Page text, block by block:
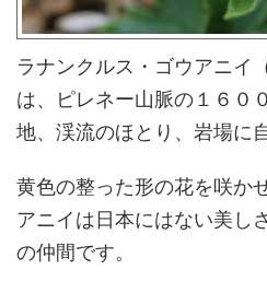
ラナンクルス・ゴウアニイ
は、ピレネー山脈の１６０
地、渓流のほとり、岩場に
黄色の整った形の花を咲か
アニイは日本にはない美し
の仲間です。